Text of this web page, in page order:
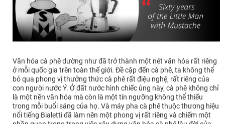
Văn hóa cà phê dường như đã trở thành một nét văn hóa rất riêng
ở mỗi quốc gia trên toàn thế giới. Đề cập đến cà phê, ta không thể
bỏ qua phong vị thưởng thức cà phê rất điệu nghệ, rất riêng của
con người nước Ý. Ở đất nước hình chiếc ủng này, cà phê không chỉ
là một nền văn hóa mà còn là một tín ngưỡng không thể thiếu
trong mỗi buổi sáng của họ. Và máy pha cà phê thuộc thương hiệu
nổi tiếng Bialetti đã làm nên một phong vị rất riêng và chiếm một